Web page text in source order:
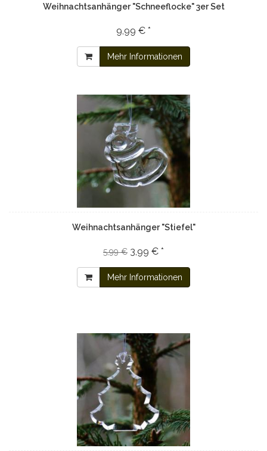
Weihnachtsanhänger "Schneeflocke" 3er Set
9,99 € *
Mehr Informationen
Weihnachtsanhänger "Stiefel"
5,99 € 3,99 € *
Mehr Informationen